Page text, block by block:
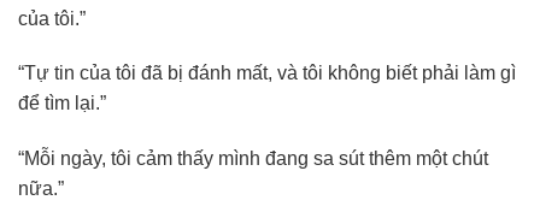
của tôi.”
“Tự tin của tôi đã bị đánh mất, và tôi không biết phải làm gì
để tìm lại.”
“Mỗi ngày, tôi cảm thấy mình đang sa sút thêm một chút
nữa.”